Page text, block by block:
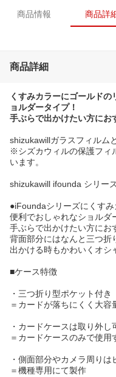
商品情報 商品詳
商品詳細
くすみカラーにゴールド
ョルダータイプ！
手ぶらで出かけたい方にお
shizukawillガラスフィルム
※シズカウィルの保護フィ
います。
shizukawill ifounda シリー
●iFoundaシリーズにくすみ
便利でおしゃれなショルダ
手ぶらで出かけたい方にお
背面部分にはなんと三つ折
出かける時もかわいくオシ
■ケース特徴
・三つ折り型ポケット付き
＝カードが落ちにくく大容
・カードケースは取り外し
＝カードケースのみで使用
・側面部分やカメラ周りは
＝機種専用にて製作